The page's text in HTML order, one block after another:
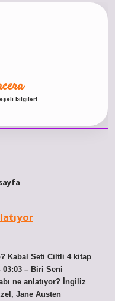
bilgiler!
Kabal Seti Ciltli 4 kitap
03:03 – Biri Seni
ne anlatıyor? İngiliz
Jane Austen